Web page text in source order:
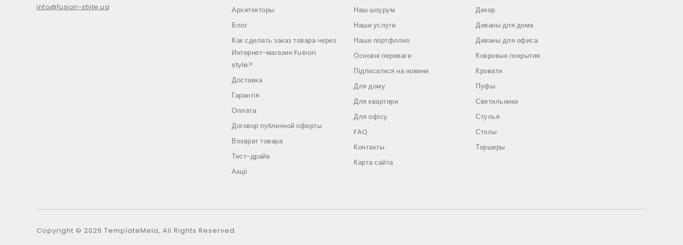
info@fusion-style.ua
Архитекторы
Блог
Как сделать заказ товара через
Интернет-магазин Fusion
style?
Доставка
Гарантія
Оплата
Договор публичной оферты
Возврат товара
Тест-драйв
Акціі
Наш шоурум
Наши услуги
Наше портфолио
Основні переваги
Підписатися на новини
Для дому
Для квартири
Для офісу
FAQ
Контакты
Карта сайта
Декор
Диваны для дома
Диваны для офиса
Ковровые покрытия
Кровати
Пуфы
Светильники
Стулья
Столы
Торшеры
Copyright © 2026 TemplateMela, All Rights Reserved.